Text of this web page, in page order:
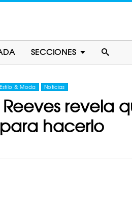
SECCIONES
Estilo & Moda Noticias
revela
para hacerlo